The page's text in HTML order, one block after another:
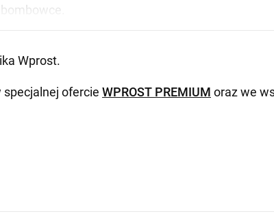
Wprost.
ofercie WPROST PREMIUM oraz we